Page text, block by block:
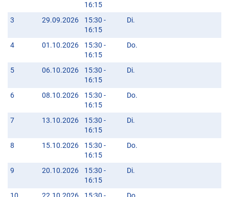
16:15
3 29.09.2026
15:30 -
16:15
Di.
4 01.10.2026
15:30 -
16:15
Do.
5 06.10.2026
15:30 -
16:15
Di.
6 08.10.2026
15:30 -
16:15
Do.
7 13.10.2026
15:30 -
16:15
Di.
8 15.10.2026
15:30 -
16:15
Do.
9 20.10.2026
15:30 -
16:15
Di.
10 22.10.2026 15:30 - Do.